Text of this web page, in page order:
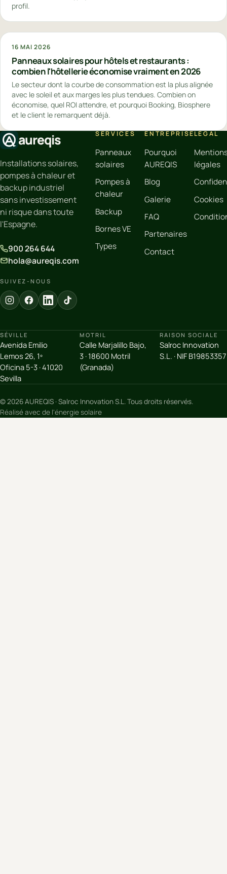
profil.
16 MAI 2026
Panneaux solaires pour hôtels et restaurants :
combien l'hôtellerie économise vraiment en 2026
Le secteur dont la courbe de consommation est la plus alignée
avec le soleil et aux marges les plus tendues. Combien on
économise, quel ROI attendre, et pourquoi Booking, Biosphere
et le client le remarquent déjà.
aureqis
Installations solaires,
pompes à chaleur et
backup industriel
sans investissement
ni risque dans toute
l'Espagne.
900 264 644
hola@aureqis.com
SUIVEZ-NOUS
SERVICES
Panneaux
solaires
Pompes à
chaleur
Backup
Bornes VE
Types
ENTREPRISE
Pourquoi
AUREQIS
Blog
Galerie
FAQ
Partenaires
Contact
LÉGAL
légales
Cookies
SÉVILLE
Avenida Emilio
Lemos 26, 1º
Oficina 5-3 · 41020
Sevilla
MOTRIL
Calle Marjalillo Bajo,
3 · 18600 Motril
(Granada)
RAISON SOCIALE
Salroc Innovation
S.L. · NIF B19853357
© 2026 AUREQIS · Salroc Innovation S.L. Tous droits réservés.
Réalisé avec de l'énergie solaire